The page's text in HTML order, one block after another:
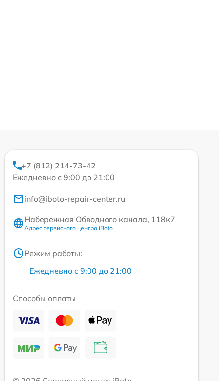
+7 (812) 214-73-42
Ежедневно с 9:00 до 21:00
info@iboto-repair-center.ru
Набережная Обводного канала, 118к7
Адрес сервисного центра iBoto
Режим работы:
Ежедневно с 9:00 до 21:00
Способы оплаты